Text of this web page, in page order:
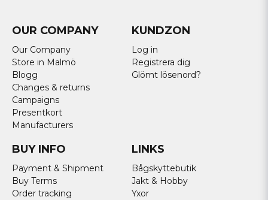
OUR COMPANY
Our Company
Store in Malmö
Blogg
Changes & returns
Campaigns
Presentkort
Manufacturers
KUNDZON
Log in
Registrera dig
Glömt lösenord?
BUY INFO
Payment & Shipment
Buy Terms
Order tracking
LINKS
Bågskyttebutik
Jakt & Hobby
Yxor